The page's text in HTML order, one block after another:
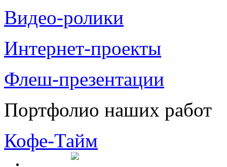
Видео-ролики
Интернет-проекты
Флеш-презентации
Портфолио наших работ
Кофе-Тайм